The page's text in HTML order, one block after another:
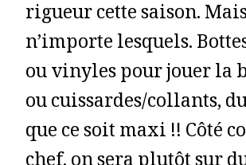
rigueur cette saison.
n’importe lesquels.
ou vinyles pour jouer la
ou cuissardes/collants,
que ce soit maxi !! Côté